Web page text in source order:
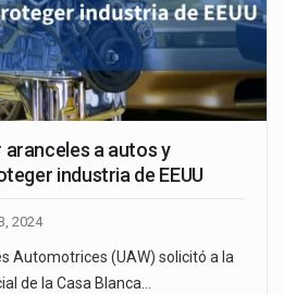
aranceles a autos y
industria de EEUU
2024
Automotrices (UAW) solicitó a la
de la Casa Blanca…